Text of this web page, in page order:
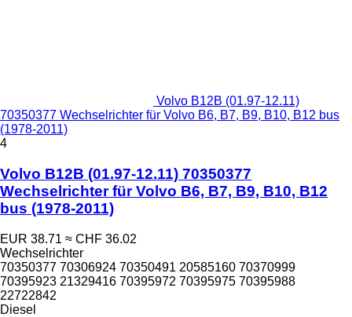
Volvo B12B (01.97-12.11)
70350377 Wechselrichter für Volvo B6, B7, B9, B10, B12 bus
(1978-2011)
4
Volvo B12B (01.97-12.11) 70350377
Wechselrichter für Volvo B6, B7, B9, B10, B12
bus (1978-2011)
EUR 38.71 ≈ CHF 36.02
Wechselrichter
70350377 70306924 70350491 20585160 70370999
70395923 21329416 70395972 70395975 70395988
22722842
Diesel